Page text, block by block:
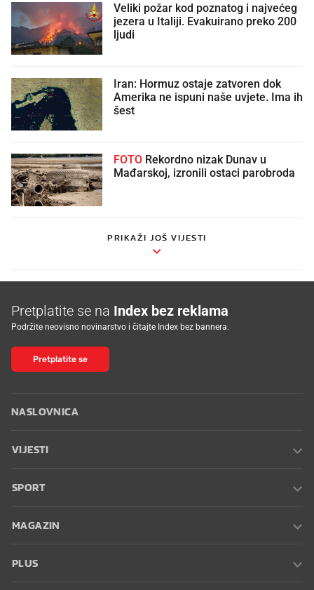
Veliki požar kod poznatog i najvećeg
jezera u Italiji. Evakuirano preko 200
ljudi
Iran: Hormuz ostaje zatvoren dok
Amerika ne ispuni naše uvjete. Ima ih
šest
FOTO
Mađarskoj, izronili ostaci parobroda
PRIKAŽI JOŠ VIJESTI
Pretplatite se na Index bez reklama
Podržite neovisno novinarstvo i čitajte Index bez bannera.
Pretplatite se
NASLOVNICA
VIJESTI
SPORT
MAGAZIN
PLUS